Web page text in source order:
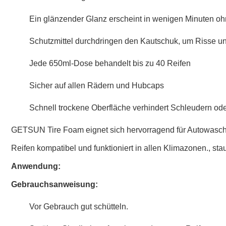
Ein glänzender Glanz erscheint in wenigen Minuten
Schutzmittel durchdringen den Kautschuk, um Risse
Jede 650ml-Dose behandelt bis zu 40 Reifen
Sicher auf allen Rädern und Hubcaps
Schnell trockene Oberfläche verhindert Schleudern
GETSUN Tire Foam eignet sich hervorragend für
Reifen kompatibel und funktioniert in allen Klimazonen.,
Anwendung:
Gebrauchsanweisung:
Vor Gebrauch gut schütteln.